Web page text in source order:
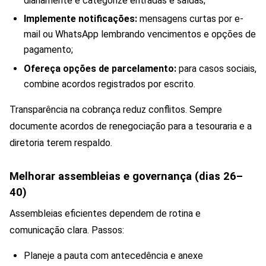
Implemente notificações: mensagens curtas por e-
mail ou WhatsApp lembrando vencimentos e opções de
pagamento;
Ofereça opções de parcelamento: para casos sociais,
combine acordos registrados por escrito.
Transparência na cobrança reduz conflitos. Sempre
documente acordos de renegociação para a tesouraria e a
diretoria terem respaldo.
Melhorar assembleias e governança (dias 26–
40)
Assembleias eficientes dependem de rotina e
comunicação clara. Passos:
Planeje a pauta com antecedência e anexe